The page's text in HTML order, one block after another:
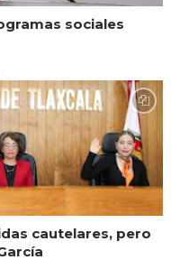
sociales
cautelares, pero